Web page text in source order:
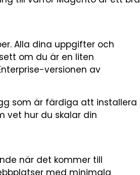
Alla dina uppgifter och
om du är en liten
versionen av
som är färdiga att installera
vet hur du skalar din
när det kommer till